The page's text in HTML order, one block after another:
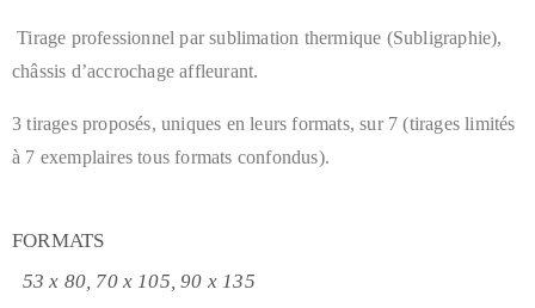
Tirage professionnel par sublimation thermique (Subligraphie),
châssis d’accrochage affleurant.
3 tirages proposés, uniques en leurs formats, sur 7 (tirages limités
à 7 exemplaires tous formats confondus).
FORMATS
53 x 80, 70 x 105, 90 x 135